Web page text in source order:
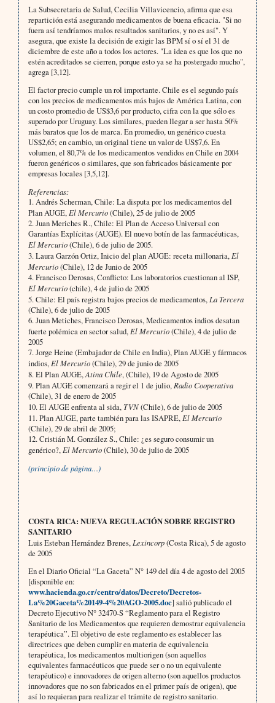
La Subsecretaria de Salud, Cecilia Villavicencio, afirma que esa
repartición está asegurando medicamentos de buena eficacia. "Si no
fuera así tendríamos malos resultados sanitarios, y no es así". Y
asegura, que existe la decisión de exigir las BPM sí o sí el 31 de
diciembre de este año a todos los actores. "La idea es que los que no
estén acreditados se cierren, porque esto ya se ha postergado mucho",
agrega [3,12].
El factor precio cumple un rol importante. Chile es el segundo país
con los precios de medicamentos más bajos de América Latina, con
un costo promedio de US$3,6 por producto, cifra con la que sólo es
superado por Uruguay. Los similares, pueden llegar a ser hasta 50%
más baratos que los de marca. En promedio, un genérico cuesta
US$2,65; en cambio, un original tiene un valor de US$7,6. En
volumen, el 80,7% de los medicamentos vendidos en Chile en 2004
fueron genéricos o similares, que son fabricados básicamente por
empresas locales [3,5,12].
Referencias:
1. Andrés Scherman, Chile: La disputa por los medicamentos del
Plan AUGE, El Mercurio(Chile), 25 de julio de 2005
2. Juan Meriches R., Chile: El Plan de Acceso Universal con
Garantías Explícitas (AUGE). El nuevo botín de las farmacéuticas,
El Mercurio(Chile), 6 de julio de 2005.
3. Laura Garzón Ortiz, Inicio del plan AUGE: receta millonaria, El
Mercurio(Chile), 12 de Junio de 2005
4. Francisco Derosas, Conflicto: Los laboratorios cuestionan al ISP,
El Mercurio(chile), 4 de julio de 2005
5. Chile: El país registra bajos precios de medicamentos, La Tercera
(Chile), 6 de julio de 2005
6. Juan Metiches, Francisco Derosas, Medicamentos indios desatan
fuerte polémica en sector salud, El Mercurio(Chile), 4 de julio de
2005
7. Jorge Heine (Embajador de Chile en India), Plan AUGE y fármacos
indios, El Mercurio(Chile), 29 de junio de 2005
8. El Plan AUGE,Atina Chile, (Chile), 19 de Agosto de 2005
9. Plan AUGE comenzará a regir el 1 de julio, Radio Cooperativa
(Chile), 31 de enero de 2005
10. El AUGE enfrenta al sida, TVN(Chile), 6 de julio de 2005
11. Plan AUGE, parte también para las ISAPRE, El Mercurio
(Chile), 29 de abril de 2005;
12. Cristián M. González S., Chile: ¿es seguro consumir un
genérico?, El Mercurio(Chile), 30 de julio de 2005
(principio de página…)
COSTA RICA: NUEVA REGULACIÓN SOBRE REGISTRO
SANITARIO
Luis Esteban Hernández Brenes, Lexincorp(Costa Rica), 5 de agosto
de 2005
En el Diario Oficial “La Gaceta” N° 149 del día 4 de agosto del 2005
[disponible en:
www.hacienda.go.cr/centro/datos/Decreto/Decretos-
La%20Gaceta%20149-4%20AGO-2005.doc] salió publicado el
Decreto Ejecutivo N° 32470-S “Reglamento para el Registro
Sanitario de los Medicamentos que requieren demostrar equivalencia
terapéutica”. El objetivo de este reglamento es establecer las
directrices que deben cumplir en materia de equivalencia
terapéutica, los medicamentos multiorigen (son aquellos
equivalentes farmacéuticos que puede ser o no un equivalente
terapéutico) e innovadores de origen alterno (son aquellos pro­ductos
innovadores que no son fabricados en el primer país de origen), que
así lo requieran para realizar el trá­mite de registro sanitario.